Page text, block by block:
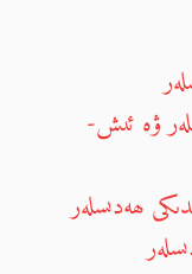
ۋە ئىش-
ھەدىسلەر